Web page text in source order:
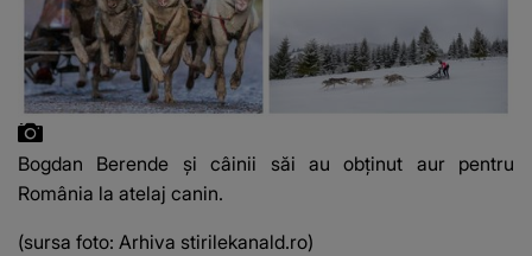
Bogdan Berende și câinii săi au obținut aur pentru
România la atelaj canin.
(sursa foto: Arhiva stirilekanald.ro)